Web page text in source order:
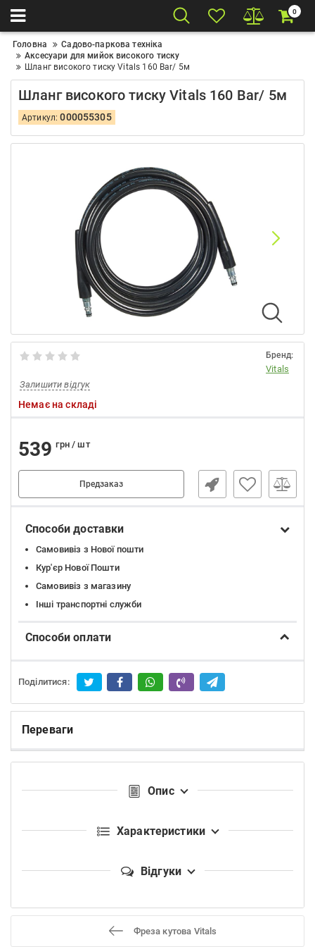
0
Головна
Садово-паркова техніка
Аксесуари для мийок високого тиску
Шланг високого тиску Vitals 160 Bar/ 5м
Шланг високого тиску Vitals 160 Bar/ 5м
Артикул:000055305
Бренд:
Vitals
Залишити відгук
Немає на складі
539 грн / шт
Предзаказ
Способи доставки
Самовивіз з Нової пошти
Кур'єр Нової Пошти
Самовивіз з магазину
Інші транспортні служби
Способи оплати
Поділитися:
Переваги
Опис
Характеристики
Відгуки
Фреза кутова Vitals